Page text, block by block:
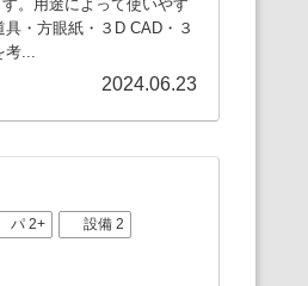
。用途によって使いやす
・方眼紙・３D CAD・３
...
2024.06.23
パ 2+ 設備 2